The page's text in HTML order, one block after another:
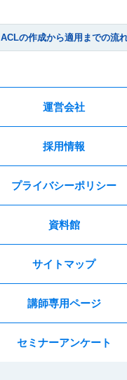
ACLの作成から適用までの流
運営会社
採用情報
プライバシーポリシー
資料館
サイトマップ
講師専用ページ
セミナーアンケート